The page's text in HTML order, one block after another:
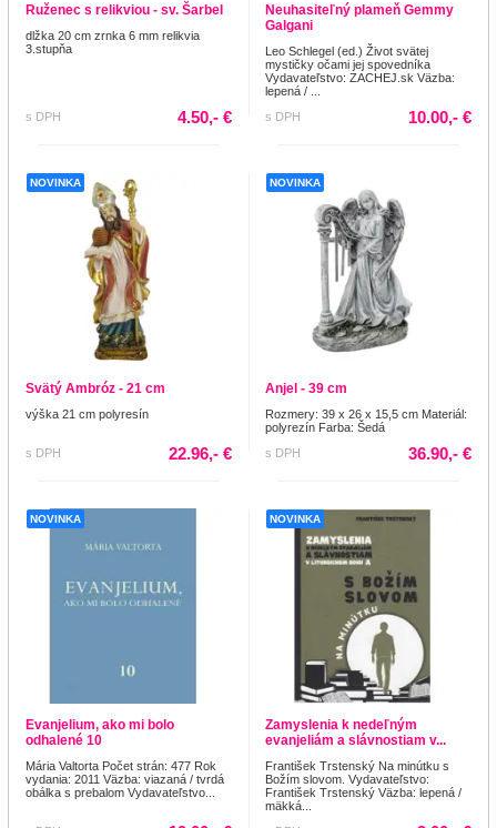
Ruženec s relikviou - sv. Šarbel
dlžka 20 cm zrnka 6 mm relikvia
3.stupňa
s DPH 4.50,- €
Neuhasiteľný plameň Gemmy
Galgani
Leo Schlegel (ed.) Život svätej
mystičky očami jej spovedníka
Vydavateľstvo: ZACHEJ.sk Väzba:
lepená / ...
s DPH
10.00,- €
NOVINKA
Svätý Ambróz - 21 cm
výška 21 cm polyresín
s DPH 22.96,- €
NOVINKA
Anjel - 39 cm
Rozmery: 39 x 26 x 15,5 cm Materiál:
polyrezín Farba: Šedá
s DPH
36.90,- €
NOVINKA
Evanjelium, ako mi bolo
odhalené 10
Mária Valtorta Počet strán: 477 Rok
vydania: 2011 Väzba: viazaná / tvrdá
obálka s prebalom Vydavateľstvo...
NOVINKA
Zamyslenia k nedeľným
evanjeliám a slávnostiam v...
František Trstenský Na minútku s
Božím slovom. Vydavateľstvo:
František Trstenský Väzba: lepená /
mäkká...